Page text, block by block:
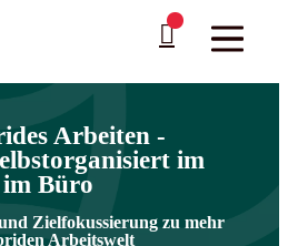
Weiterbildung & Schulungen in Deutschland
Achtsamkeit und Stressbewältigung
Arbeiten -
im
Büro
Zielfokussierung zu mehr
Arbeitswelt